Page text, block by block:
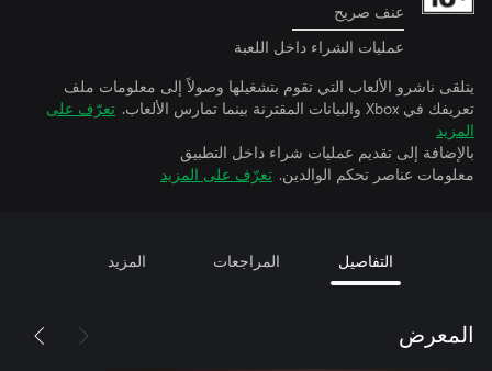
عنف صريح
عمليات الشراء داخل اللعبة
يتلقى ناشرو الألعاب التي تقوم بتشغيلها وصولاً إلى معلومات ملف
تعريفك في Xbox والبيانات المقترنة بينما تمارس الألعاب.
تعرّف على
المزيد
بالإضافة إلى تقديم عمليات شراء داخل التطبيق
معلومات عناصر تحكم الوالدين. تعرّف على المزيد
التفاصيل المراجعات المزيد
المعرض